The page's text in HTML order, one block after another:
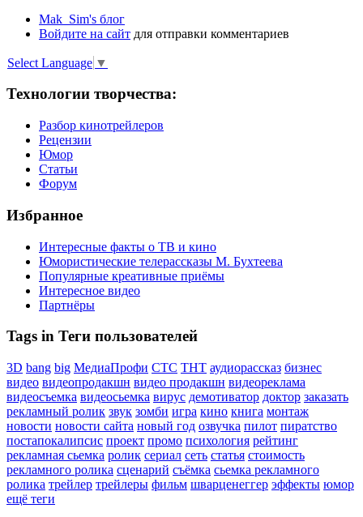
Mak_Sim's блог
Войдите на сайт для отправки комментариев
Select Language ▼
Технологии творчества:
Разбор кинотрейлеров
Рецензии
Юмор
Статьи
Форум
Избранное
Интересные факты о ТВ и кино
Юмористические телерассказы М. Бухтеева
Популярные креативные приёмы
Интересное видео
Партнёры
Tags in Теги пользователей
3D bang big МедиаПрофи СТС ТНТ аудиорассказ бизнес
видео видеопродакшн видео продакшн видеореклама
видеосъемка видеосьемка вирус демотиватор доктор заказать
рекламный ролик звук зомби игра кино книга монтаж
новости новости сайта новый год озвучка пилот пиратство
постапокалипсис проект промо психология рейтинг
рекламная сьемка ролик сериал сеть статья стоимость
рекламного ролика сценарий съёмка сьемка рекламного
ролика трейлер трейлеры фильм шварценеггер эффекты юмор
ещё теги